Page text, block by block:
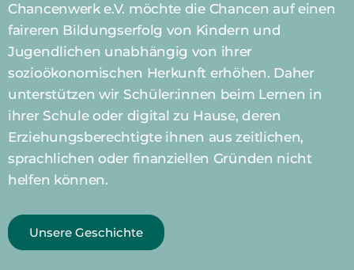
Chancenwerk e.V. möchte die Chancen auf einen
faireren Bildungserfolg von Kindern und
Jugendlichen unabhängig von ihrer
sozioökonomischen Herkunft erhöhen. Daher
unterstützen wir Schüler:innen beim Lernen in
ihrer Schule oder digital zu Hause, deren
Erziehungsberechtigte ihnen aus zeitlichen,
sprachlichen oder finanziellen Gründen nicht
helfen können.
Unsere Geschichte